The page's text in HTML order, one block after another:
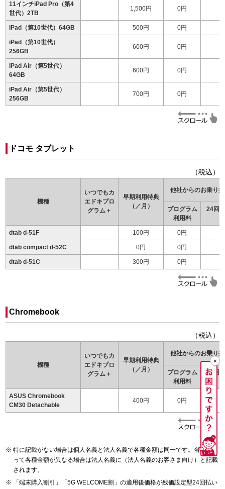
11インチiPad Pro（第4
世代）2TB
1,500円 0円
iPad（第10世代）64GB 500円 0円
iPad（第10世代）
256GB
600円 0円
iPad Air（第5世代）
64GB
600円 0円
iPad Air（第5世代）
256GB
700円 0円
ドコモ タブレット
（税込）
機種
いつでもカ
エドキプロ
グラム＋
早期利用特典
（／月）
他社からのお乗り
プログラム
利用料
24回
dtab d-51F 100円 0円
dtab compact d-52C 0円 0円
dtab d-51C 300円 0円
Chromebook
（税込）
機種
いつでもカ
エドキプロ
グラム＋
早期利用特典
（／月）
他社からのお乗り
プログラム
利用料
24回
ASUS Chromebook
CM30 Detachable
400円 0円
特に記載がない場合は個人名義と法人名義で各種金額は同一です。名義によ
って各種金額が異なる場合は法人名義に（法人名義のお客さま向け）と記載
されます。
「端末購入割引」「5G WELCOME割」の適用後価格が残価設定型24回払い